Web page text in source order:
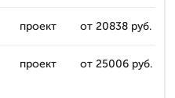
проект от 20838 руб.
проект от 25006 руб.